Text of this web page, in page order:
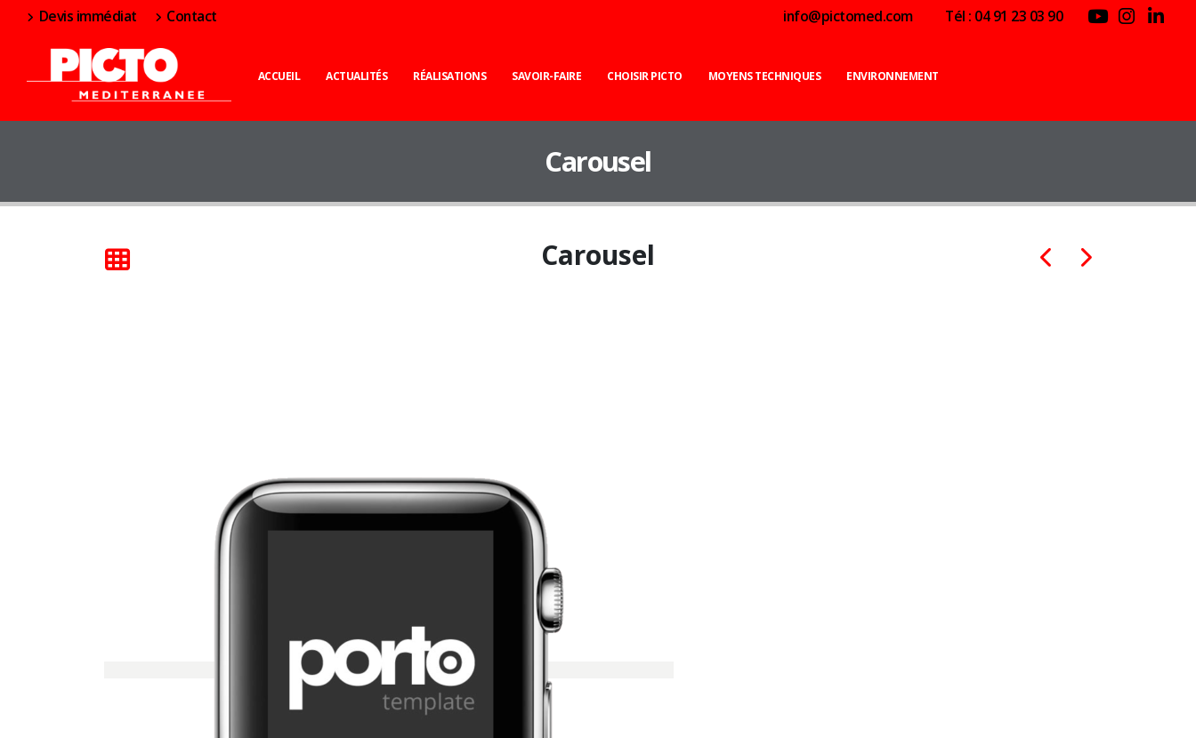
Devis immédiat Contact info@pictomed.com Tél : 04 91 23 03 90
ACCUEIL ACTUALITÉS RÉALISATIONS SAVOIR-FAIRE CHOISIR PICTO MOYENS TECHNIQUES ENVIRONNEMENT
Carousel
Carousel